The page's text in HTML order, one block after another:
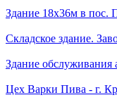
Здание 18х36м в пос.
Складское здание.
Здание обслуживания
Цех Варки Пива - г.